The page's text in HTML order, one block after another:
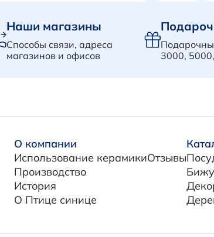
Наши магазины
Способы связи, адреса
магазинов и офисов
3000,
О компании
Использование керамики
Производство
История
О Птице синице
Отзывы